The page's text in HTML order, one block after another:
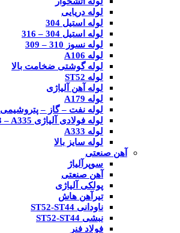
لوله دریایی
لوله استیل 304
لوله استیل 304 – 316
لوله نسوز 310 – 309
لوله A106
لوله گوشتی ضخامت بالا
لوله ST52
لوله آهن آلیاژی
لوله A179
لوله نفت – گاز – پتروشیمی
لوله فولادی آلیاژی A333 – A335
لوله A333
لوله سایز بالا
آهن صنعتی
سوپرآلیاژ
آهن صنعتی
پولکی آلیاژی
تیرآهن هاش
ناودانی ST52-ST44
نبشی ST52-ST44
فولاد فنر